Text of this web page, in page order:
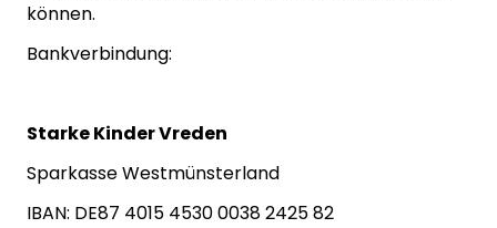
können.
Bankverbindung:
Starke Kinder Vreden
Sparkasse Westmünsterland
IBAN: DE87 4015 4530 0038 2425 82